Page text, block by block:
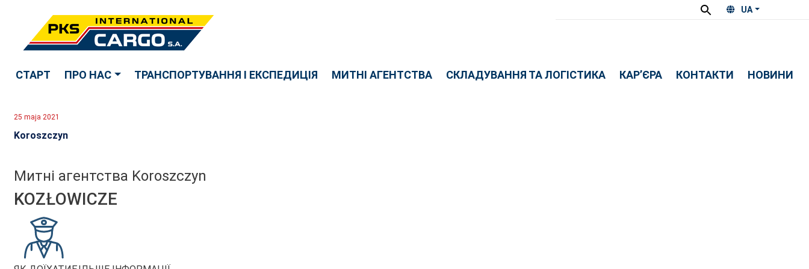
UA
СТАРТ ПРО НАС ТРАНСПОРТУВАННЯ І ЕКСПЕДИЦІЯ МИТНІ АГЕНТСТВА СКЛАДУВАННЯ ТА ЛОГІСТИКА КАР’ЄРА КОНТАКТИ НОВИНИ
25 maja 2021
Koroszczyn
Митні агентства Koroszczyn
KOZŁOWICZE